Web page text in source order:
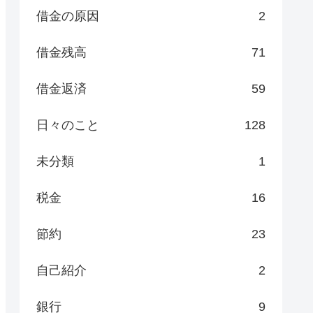
借金の原因 2
借金残高 71
借金返済 59
日々のこと 128
未分類 1
税金 16
節約 23
自己紹介 2
銀行 9